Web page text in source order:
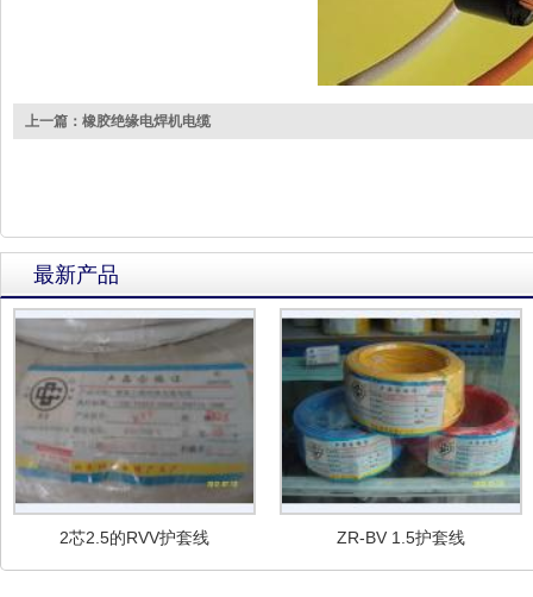
上一篇：橡胶绝缘电焊机电缆
最新产品
2芯2.5的RVV护套线 ZR-BV 1.5护套线